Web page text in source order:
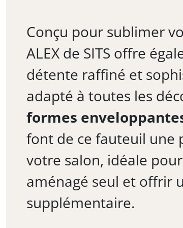
Conçu pour sublimer
ALEX de SITS offre
détente raffiné et
adapté à toutes les
formes
font de ce fauteuil une
votre salon, idéale
aménagé seul et offrir
supplémentaire.